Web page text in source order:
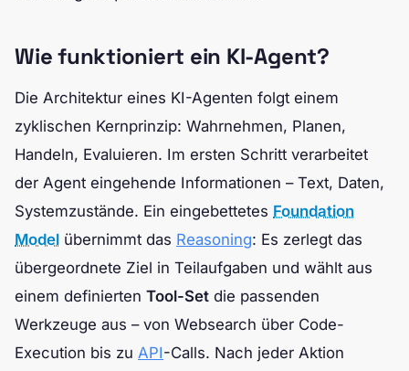
Wie funktioniert ein KI-Agent?
Die Architektur eines KI-Agenten folgt einem
zyklischen Kernprinzip: Wahrnehmen, Planen,
Handeln, Evaluieren. Im ersten Schritt verarbeitet
der Agent eingehende Informationen – Text, Daten,
Systemzustände. Ein eingebettetes Foundation
Model übernimmt das Reasoning: Es zerlegt das
übergeordnete Ziel in Teilaufgaben und wählt aus
einem definierten Tool-Set die passenden
Werkzeuge aus – von Websearch über Code-
Execution bis zu API-Calls. Nach jeder Aktion